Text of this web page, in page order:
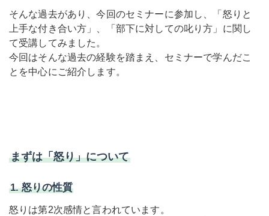
そんな過去があり、今回のセミナーに参加し、「怒りと
上手な付き合い方」、「部下に対しての叱り方」に関し
て受講してみました。
今回はそんな過去の経験を踏まえ、セミナーで学んだこ
とを中心にご紹介します。
まずは「怒り」について
1. 怒りの性質
怒りは第2次感情と言われています。